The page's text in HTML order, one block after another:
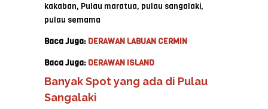
kakaban, Pulau maratua, pulau sangalaki,
pulau semama
Baca Juga: DERAWAN LABUAN CERMIN
Baca Juga: DERAWAN ISLAND
Banyak Spot yang ada di Pulau
Sangalaki